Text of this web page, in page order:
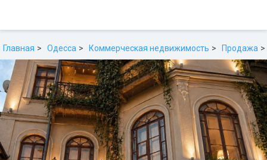
Главная Одесса Коммерческая недвижимость Продажа